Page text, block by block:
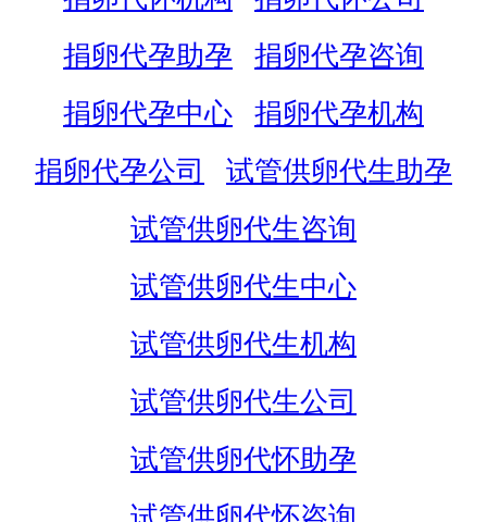
捐卵代孕助孕
捐卵代孕咨询
捐卵代孕中心
捐卵代孕机构
捐卵代孕公司
试管供卵代生助孕
试管供卵代生咨询
试管供卵代生中心
试管供卵代生机构
试管供卵代生公司
试管供卵代怀助孕